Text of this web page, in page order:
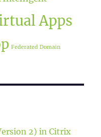
Apps
Federated Domain
2) in Citrix